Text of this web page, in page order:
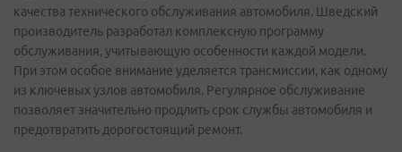
качества технического обслуживания автомобиля. Шведский
производитель разработал комплексную программу
обслуживания, учитывающую особенности каждой модели.
При этом особое внимание уделяется трансмиссии, как одному
из ключевых узлов автомобиля. Регулярное обслуживание
позволяет значительно продлить срок службы автомобиля и
предотвратить дорогостоящий ремонт.